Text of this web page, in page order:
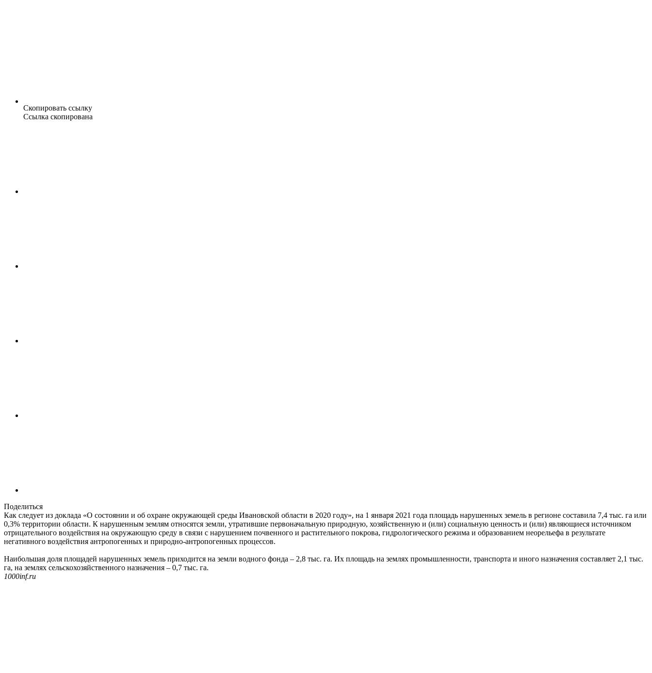
Скопировать ссылку
Ссылка скопирована
Поделиться
Как следует из доклада «О состоянии и об охране окружающей среды Ивановской области в 2020 году», на 1 января 2021 года площадь нарушенных земель в регионе составила 7,4 тыс. га или
0,3% территории области. К нарушенным землям относятся земли, утратившие первоначальную природную, хозяйственную и (или) социальную ценность и (или) являющиеся источником
отрицательного воздействия на окружающую среду в связи с нарушением почвенного и растительного покрова, гидрологического режима и образованием неорельефа в результате
негативного воздействия антропогенных и природно-антропогенных процессов.
Наибольшая доля площадей нарушенных земель приходится на земли водного фонда – 2,8 тыс. га. Их площадь на землях промышленности, транспорта и иного назначения составляет 2,1 тыс.
га, на землях сельскохозяйственного назначения – 0,7 тыс. га.
1000inf.ru